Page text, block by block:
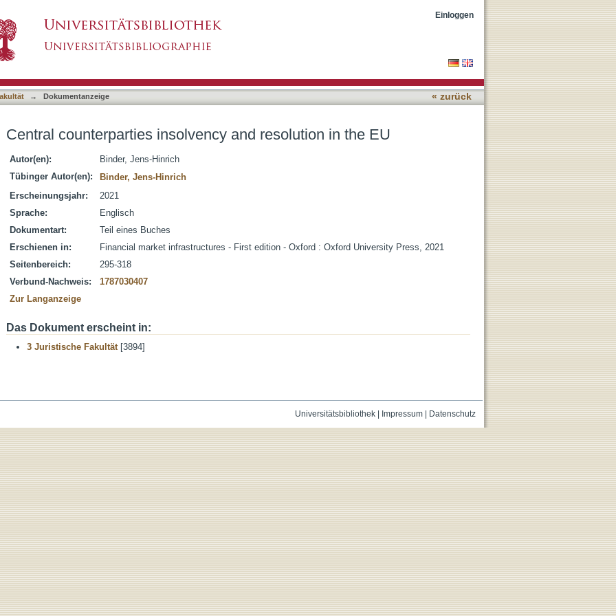
Einloggen
→ Dokumentanzeige « zurück
Central counterparties insolvency and resolution in the EU
Autor(en):
Binder, Jens-Hinrich
Tübinger Autor(en):
Binder, Jens-Hinrich
Erscheinungsjahr:
2021
Sprache:
Englisch
Dokumentart:
Teil eines Buches
Erschienen in:
Financial market infrastructures - First edition - Oxford : Oxford University Press, 2021
Seitenbereich:
295-318
Verbund-Nachweis:
1787030407
Zur Langanzeige
Das Dokument erscheint in:
3 Juristische Fakultät[3894]
Universitätsbibliothek| Impressum| Datenschutz